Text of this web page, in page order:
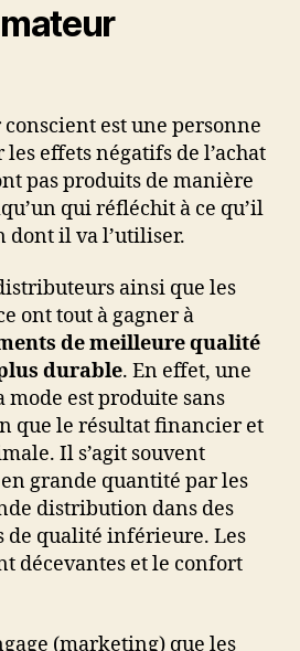
est une personne
effets négatifs de l’achat
pas produits de manière
qui réfléchit à ce qu’il
dont il va l’utiliser.
ainsi que les
ont tout à gagner à
de meilleure qualité
durable. En effet, une
est produite sans
que le résultat financier et
Il s’agit souvent
grande quantité par les
distribution dans des
de qualité inférieure. Les
décevantes et le confort
(marketing) que les